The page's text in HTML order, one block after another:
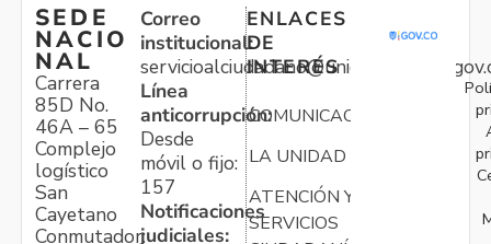
SEDE
NACIO
NAL
Carrera
85D No.
46A – 65
Complejo
logístico
San
Cayetano
Conmutador:
Correo
institucional:
Línea
anticorrupción:
Desde
móvil o fijo:
157
Notificaciones
judiciales:
ENLACES
DE
INTERÉS
COMUNICACIONES
LA UNIDAD
ATENCIÓN Y
SERVICIOS